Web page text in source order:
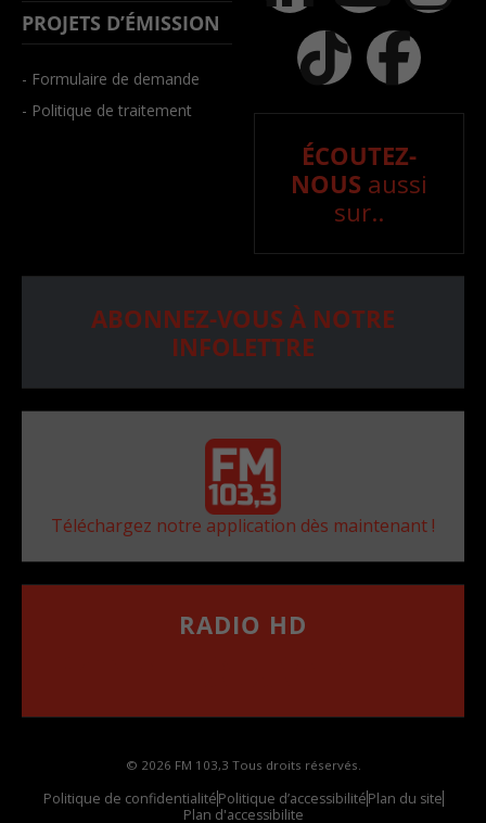
PROJETS D’ÉMISSION
- Formulaire de demande
- Politique de traitement
ÉCOUTEZ-
NOUS aussi
sur..
ABONNEZ-VOUS À NOTRE
INFOLETTRE
Téléchargez notre application dès maintenant !
RADIO HD
© 2026 FM 103,3 Tous droits réservés.
Politique de confidentialitéPolitique d’accessibilitéPlan du site
Plan d'accessibilite